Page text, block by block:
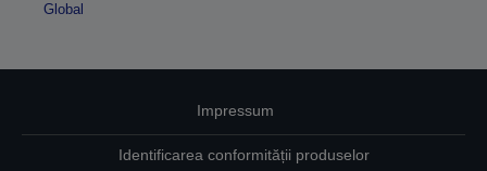
Global
Impressum
Identificarea conformității produselor